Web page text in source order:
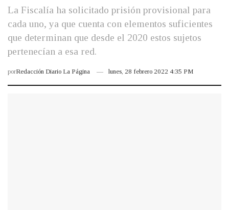
La Fiscalía ha solicitado prisión provisional para
cada uno, ya que cuenta con elementos suficientes
que determinan que desde el 2020 estos sujetos
pertenecían a esa red.
porRedacción Diario La Página lunes, 28 febrero 2022 4:35 PM